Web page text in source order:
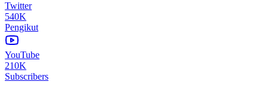
Twitter
540K
Pengikut
YouTube
210K
Subscribers